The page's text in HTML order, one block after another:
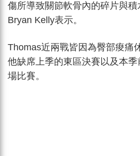
傷所導致關節軟骨內的碎片與
Bryan Kelly表示。
Thomas近兩戰皆因為臀部痠痛
他缺席上季的東區決賽以及本
場比賽。